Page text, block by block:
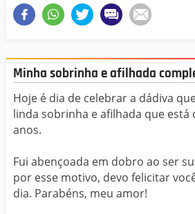
Minha sobrinha e afilhada
Hoje é dia de celebrar a dádiva
linda sobrinha e afilhada que está
anos.
Fui abençoada em dobro ao ser
por esse motivo, devo felicitar
dia. Parabéns, meu amor!